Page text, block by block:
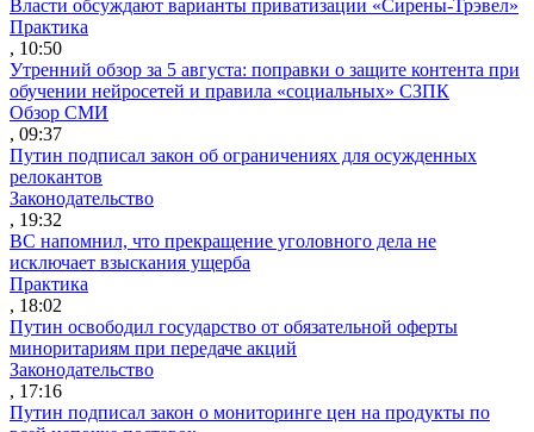
Власти обсуждают варианты приватизации «Сирены-Трэвел»
Практика
, 10:50
Утренний обзор за 5 августа: поправки о защите контента при
обучении нейросетей и правила «социальных» СЗПК
Обзор СМИ
, 09:37
Путин подписал закон об ограничениях для осужденных
релокантов
Законодательство
, 19:32
ВС напомнил, что прекращение уголовного дела не
исключает взыскания ущерба
Практика
, 18:02
Путин освободил государство от обязательной оферты
миноритариям при передаче акций
Законодательство
, 17:16
Путин подписал закон о мониторинге цен на продукты по